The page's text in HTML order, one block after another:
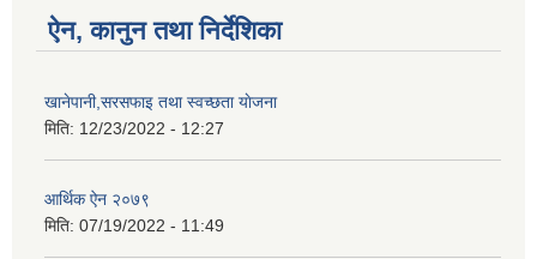
ऐन, कानुन तथा निर्देशिका
खानेपानी,सरसफाइ तथा स्वच्छता याेजना
मिति: 12/23/2022 - 12:27
आर्थिक ऐन २०७९
मिति: 07/19/2022 - 11:49